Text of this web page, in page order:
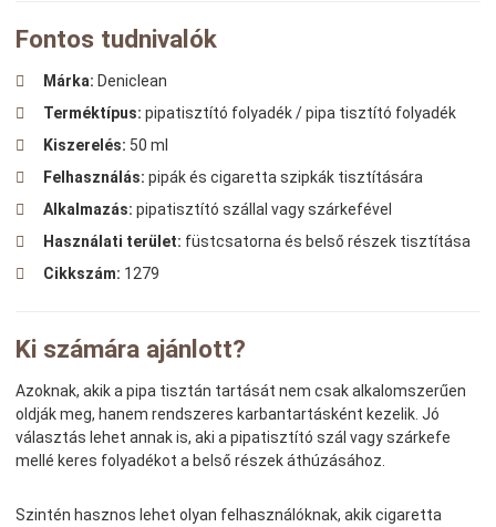
Fontos tudnivalók
Márka: Deniclean
Terméktípus: pipatisztító folyadék / pipa tisztító folyadék
Kiszerelés: 50 ml
Felhasználás: pipák és cigaretta szipkák tisztítására
Alkalmazás: pipatisztító szállal vagy szárkefével
Használati terület: füstcsatorna és belső részek tisztítása
Cikkszám: 1279
Ki számára ajánlott?
Azoknak, akik a pipa tisztán tartását nem csak alkalomszerűen
oldják meg, hanem rendszeres karbantartásként kezelik. Jó
választás lehet annak is, aki a pipatisztító szál vagy szárkefe
mellé keres folyadékot a belső részek áthúzásához.
Szintén hasznos lehet olyan felhasználóknak, akik cigaretta